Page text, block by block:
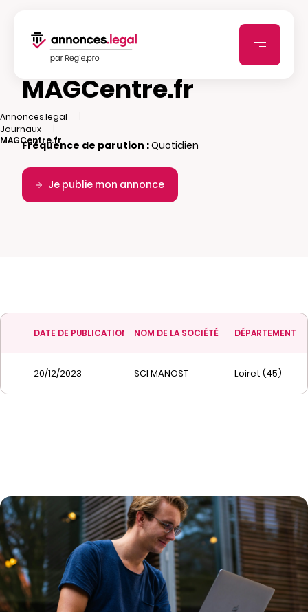
Annonces.legal
|
Journaux
|
MAGCentre.fr
MAGCentre.fr
Fréquence de parution :Quotidien
Je publie mon annonce
DATE DE PUBLICATION NOM DE LA SOCIÉTÉ DÉPARTEMENT
20/12/2023 SCI MANOST Loiret (45)